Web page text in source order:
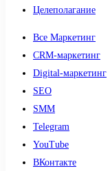
Целеполагание
Все Маркетинг
CRM-маркетинг
Digital-маркетинг
SEO
SMM
Telegram
YouTube
ВКонтакте